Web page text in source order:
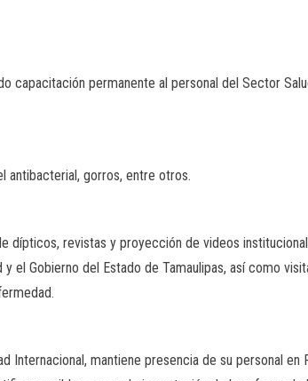
capacitación permanente al personal del Sector
antibacterial, gorros, entre otros.
dípticos, revistas y proyección de videos
el Gobierno del Estado de Tamaulipas, así como
Internacional, mantiene presencia de su personal en